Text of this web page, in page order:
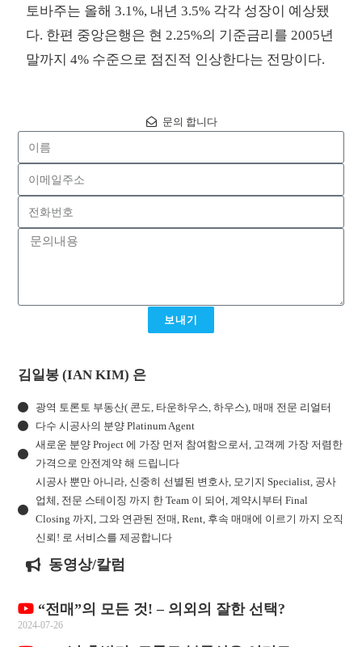
토바주는 올해 3.1%, 내년 3.5% 각각 성장이 예상됐
다. 한편 중앙은행은 현 2.25%의 기준금리를 2005년
말까지 4% 수준으로 점진적 인상한다는 전망이다.
문의 합니다
보내기
김일봉 (IAN KIM) 은
광역 토론토 부동산( 콘도, 타운하우스, 하우스), 매매 전문 리얼터
다수 시공사의 분양 Platinum Agent
새로운 분양 Project 에 가장 먼저 참여함으로서, 고객께 가장 저렴한
가격으로 안전계약 해 드립니다
시공사 뿐만 아니라, 신중히 선별된 변호사, 모기지 Specialist, 공사
업체, 전문 스테이징 까지 한 Team 이 되어, 계약시부터 Final
Closing 까지, 그와 연관된 전매, Rent, 후속 매매에 이르기 까지 오직
신뢰! 로 서비스를 제공합니다
동영상/칼럼
“전매”의 모든 것! – 의외의 잘한 선택?
2024-07-26